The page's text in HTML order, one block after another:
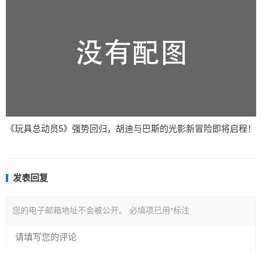
《玩具总动员5》强势回归，胡迪与巴斯的光影新冒险即将启程！
发表回复
您的电子邮箱地址不会被公开。 必填项已用*标注